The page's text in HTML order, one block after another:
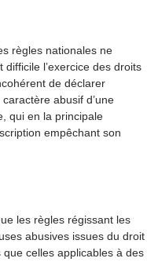
règles nationales ne
l’exercice des droits
de déclarer
abusif d’une
qui en la principale
empêchant son
les règles régissant les
abusives issues du droit
celles applicables à des